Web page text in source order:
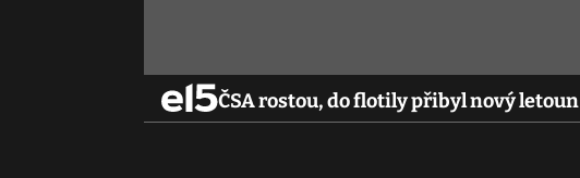
ČSA rostou, do flotily přibyl nový letoun